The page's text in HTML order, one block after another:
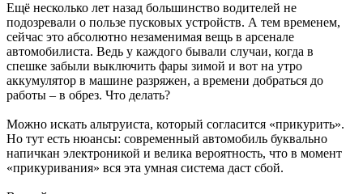
Ещё несколько лет назад большинство водителей не
подозревали о пользе пусковых устройств. А тем временем,
сейчас это абсолютно незаменимая вещь в арсенале
автомобилиста. Ведь у каждого бывали случаи, когда в
спешке забыли выключить фары зимой и вот на утро
аккумулятор в машине разряжен, а времени добраться до
работы – в обрез. Что делать?
Можно искать альтруиста, который согласится «прикурить».
Но тут есть нюансы: современный автомобиль буквально
напичкан электроникой и велика вероятность, что в момент
«прикуривания» вся эта умная система даст сбой.